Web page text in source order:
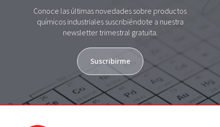
Conoce las últimas novedades sobre productos
químicos industriales suscribiéndote a nuestra
newsletter trimestral gratuita.
Suscribirme